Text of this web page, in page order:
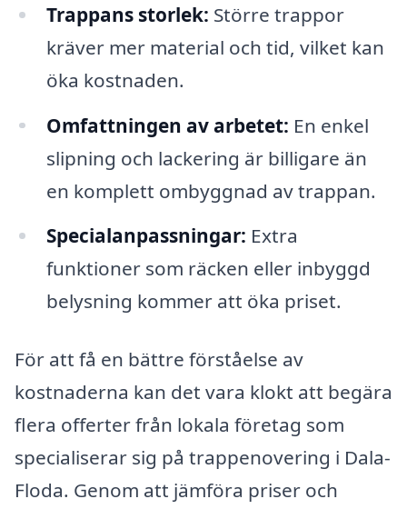
Trappans storlek: Större trappor
kräver mer material och tid, vilket kan
öka kostnaden.
Omfattningen av arbetet: En enkel
slipning och lackering är billigare än
en komplett ombyggnad av trappan.
Specialanpassningar: Extra
funktioner som räcken eller inbyggd
belysning kommer att öka priset.
För att få en bättre förståelse av
kostnaderna kan det vara klokt att begära
flera offerter från lokala företag som
specialiserar sig på trappenovering i Dala-
Floda. Genom att jämföra priser och